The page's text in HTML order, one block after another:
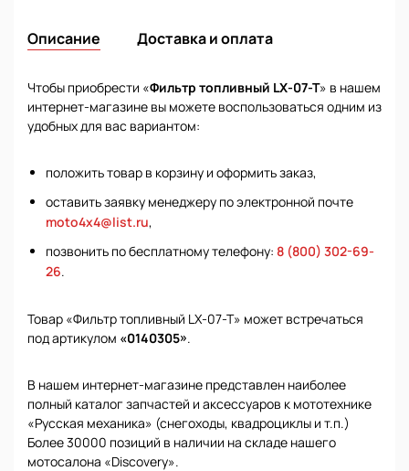
Описание Доставка и оплата
Чтобы приобрести «Фильтр топливный LX-07-T» в нашем
интернет-магазине вы можете воспользоваться одним из
удобных для вас вариантом:
положить товар в корзину и оформить заказ,
оставить заявку менеджеру по электронной почте
moto4x4@list.ru,
позвонить по бесплатному телефону: 8 (800) 302-69-
26.
Товар «Фильтр топливный LX-07-T» может встречаться
под артикулом «0140305».
В нашем интернет-магазине представлен наиболее
полный каталог запчастей и аксессуаров к мототехнике
«Русская механика» (снегоходы, квадроциклы и т.п.)
Более 30000 позиций в наличии на складе нашего
мотосалона «Discovery».